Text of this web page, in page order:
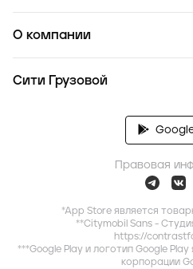
О компании
Сити Грузовой
Правовая
*App Store является
**Citymobil Sans -
https://
***Google Play и логотип Google
корпорации